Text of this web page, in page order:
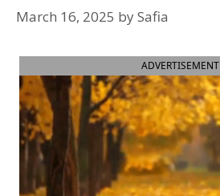
March 16, 2025 bySafia
ADVERTISEMENT